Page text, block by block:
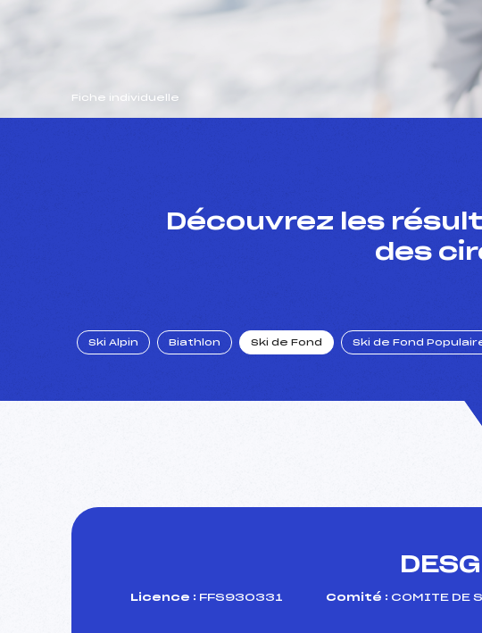
Fiche individuelle
Découvrez les
des
Ski Alpin Biathlon Ski de Fond Ski de Fond
Licence : FFS930331 Comité : COMITE DE